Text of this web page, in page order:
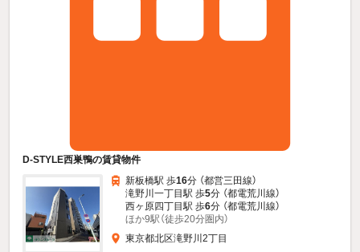
D-STYLE西巣鴨の賃貸物件
新板橋駅 歩16分 （都営三田線）
滝野川一丁目駅 歩5分 （都電荒川線）
西ヶ原四丁目駅 歩6分 （都電荒川線）
ほか9駅（徒歩20分圏内）
東京都北区滝野川2丁目